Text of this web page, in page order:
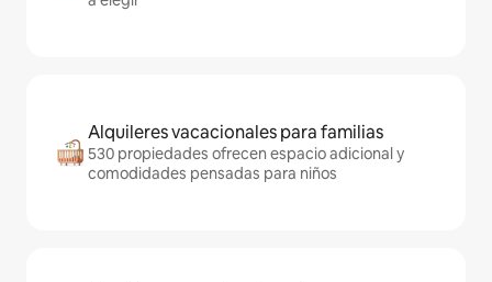
Alquileres vacacionales para familias
530 propiedades ofrecen espacio adicional y
comodidades pensadas para niños